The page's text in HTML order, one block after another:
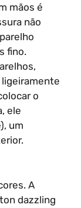
mãos é
não
fino.
o
ele
um
A
dazzling